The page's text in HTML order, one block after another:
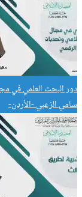
دور البحث العلمي في
سامي الزعبي -الأردن-